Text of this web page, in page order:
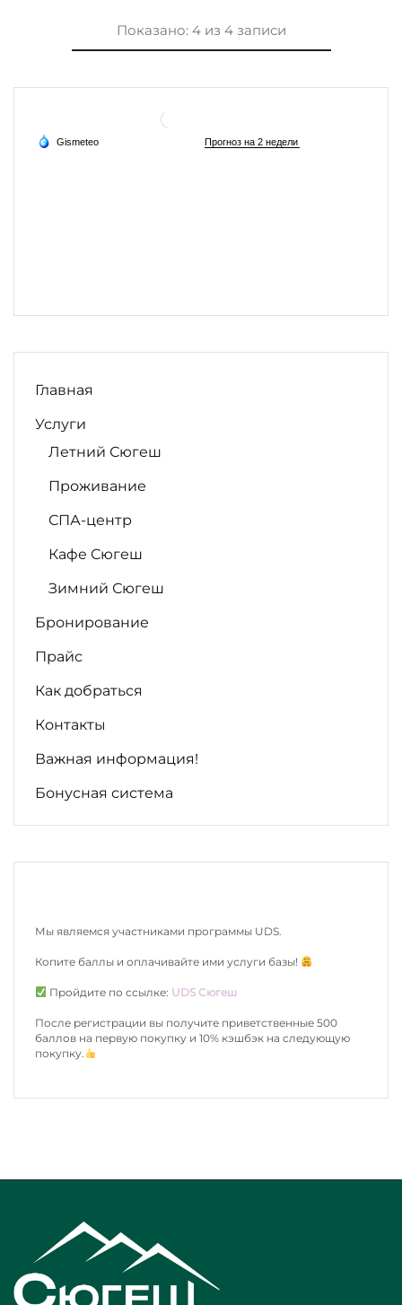
Показано:4 из 4 записи
Главная
Услуги
Летний Сюгеш
Проживание
СПА-центр
Кафе Сюгеш
Зимний Сюгеш
Бронирование
Прайс
Как добраться
Контакты
Важная информация!
Бонусная система
Мы являемся участниками программы UDS.
Копите баллы и оплачивайте ими услуги базы!
Пройдите по ссылке: UDS Сюгеш
После регистрации вы получите приветственные 500
баллов на первую покупку и 10% кэшбэк на следующую
покупку.